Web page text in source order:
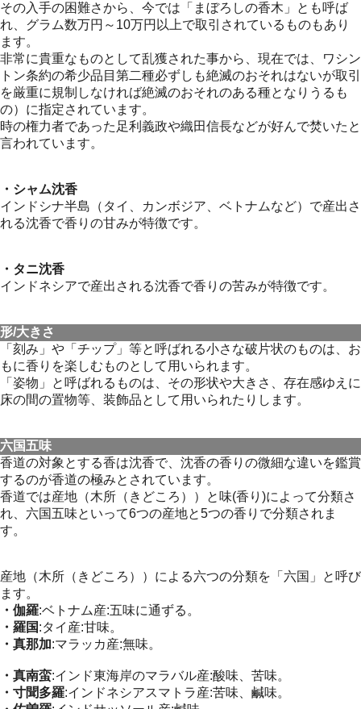
その入手の困難さから、今では「まぼろしの香木」とも呼ば
れ、グラム数万円～10万円以上で取引されているものもあり
ます。
非常に貴重なものとして乱獲された事から、現在では、ワシン
トン条約の希少品目第二種必ずしも絶滅のおそれはないが取引
を厳重に規制しなければ絶滅のおそれのある種となりうるも
の）に指定されています。
時の権力者であった足利義政や織田信長などが好んで焚いたと
言われています。
・シャム沈香
インドシナ半島（タイ、カンボジア、ベトナムなど）で産出さ
れる沈香で香りの甘みが特徴です。
・タニ沈香
インドネシアで産出される沈香で香りの苦みが特徴です。
形/大きさ
「刻み」や「チップ」等と呼ばれる小さな破片状のものは、お
もに香りを楽しむものとして用いられます。
「姿物」と呼ばれるものは、その形状や大きさ、存在感ゆえに
床の間の置物等、装飾品として用いられたりします。
六国五味
香道の対象とする香は沈香で、沈香の香りの微細な違いを鑑賞
するのが香道の極みとされています。
香道では産地（木所（きどころ））と味(香り)によって分類さ
れ、六国五味といって6つの産地と5つの香りで分類されま
す。
産地（木所（きどころ））による六つの分類を「六国」と呼び
ます。
・伽羅:ベトナム産:五味に通ずる。
・羅国:タイ産:甘味。
・真那加:マラッカ産:無味。
・真南蛮:インド東海岸のマラバル産:酸味、苦味。
・寸聞多羅:インドネシアスマトラ産:苦味、鹹味。